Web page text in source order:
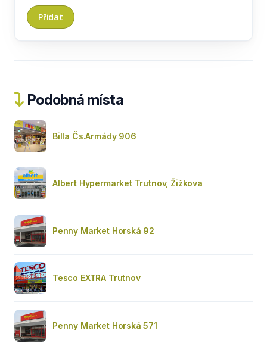
Podobná místa
Billa Čs.Armády 906
Albert Hypermarket Trutnov, Žižkova
Penny Market Horská 92
Tesco EXTRA Trutnov
Penny Market Horská 571